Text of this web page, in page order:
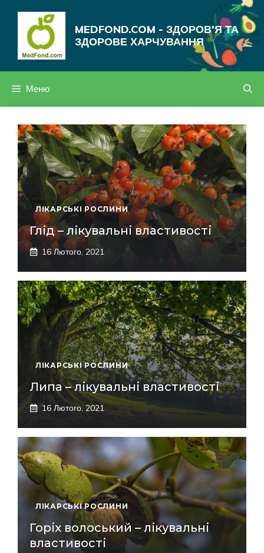
MEDFOND.COM - ЗДОРОВ'Я ТА
ЗДОРОВЕ ХАРЧУВАННЯ
Меню
ЛІКАРСЬКІ РОСЛИНИ
Глід – лікувальні властивості
16 Лютого, 2021
ЛІКАРСЬКІ РОСЛИНИ
Липа – лікувальні властивості
16 Лютого, 2021
ЛІКАРСЬКІ РОСЛИНИ
Горіх волоський – лікувальні
властивості